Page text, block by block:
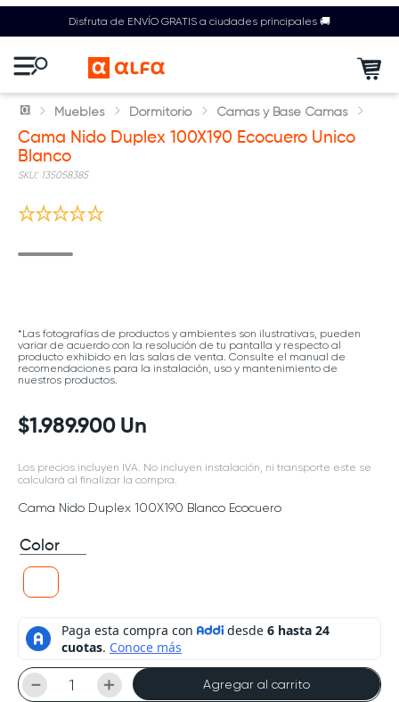
Disfruta de ENVÍO GRATIS a ciudades principales 🚚
Muebles Dormitorio Camas y Base Camas
Cama Nido Duplex 100X190 Ecocuero Unico
Blanco
: 135058385
*Las fotografías de productos y ambientes son ilustrativas, pueden
variar de acuerdo con la resolución de tu pantalla y respecto al
producto exhibido en las salas de venta. Consulte el manual de
recomendaciones para la instalación, uso y mantenimiento de
nuestros productos.
$1 .989.900 Un
Los precios incluyen IVA. No incluyen instalación, ni transporte este se
calculará al finalizar la compra.
Cama Nido Duplex 100X190 Blanco Ecocuero
Color
＋
－ Agregar al carrito